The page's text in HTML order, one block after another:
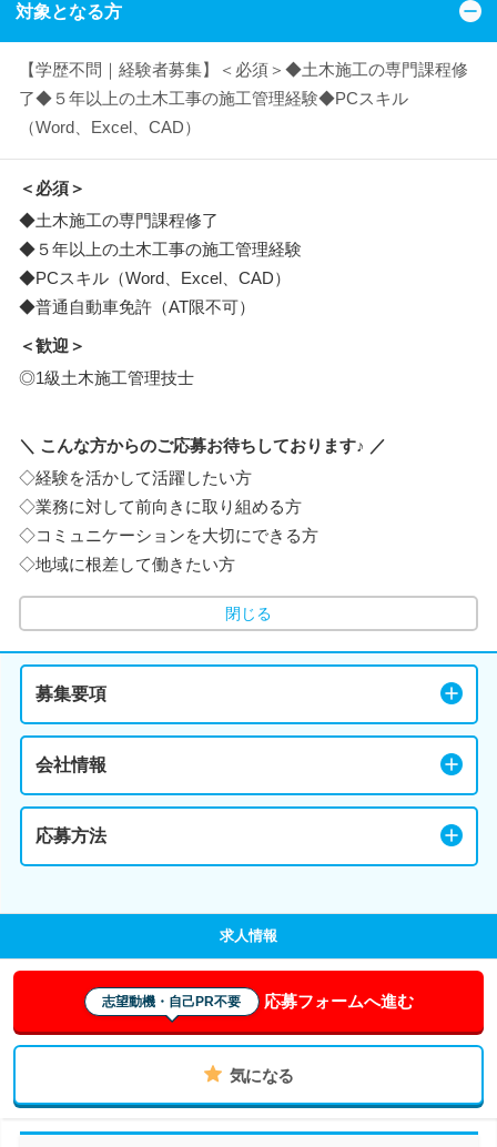
対象となる方
【学歴不問｜経験者募集】＜必須＞◆土木施工の専門課程修
了◆５年以上の土木工事の施工管理経験◆PCスキル
（Word、Excel、CAD）
＜必須＞
◆土木施工の専門課程修了
◆５年以上の土木工事の施工管理経験
◆PCスキル（Word、Excel、CAD）
◆普通自動車免許（AT限不可）
＜歓迎＞
◎1級土木施工管理技士
＼ こんな方からのご応募お待ちしております♪ ／
◇経験を活かして活躍したい方
◇業務に対して前向きに取り組める方
◇コミュニケーションを大切にできる方
◇地域に根差して働きたい方
閉じる
募集要項
会社情報
応募方法
求人情報
志望動機・自己PR不要 応募フォームへ進む
気になる